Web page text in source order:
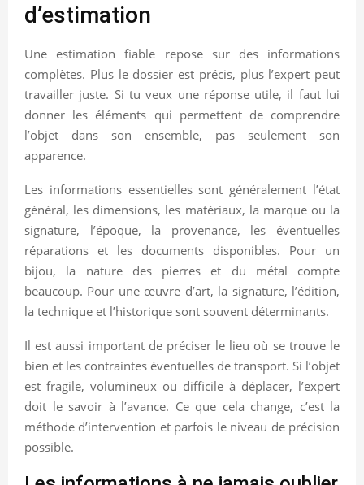
d’estimation
Une estimation fiable repose sur des informations
complètes. Plus le dossier est précis, plus l’expert peut
travailler juste. Si tu veux une réponse utile, il faut lui
donner les éléments qui permettent de comprendre
l’objet dans son ensemble, pas seulement son
apparence.
Les informations essentielles sont généralement l’état
général, les dimensions, les matériaux, la marque ou la
signature, l’époque, la provenance, les éventuelles
réparations et les documents disponibles. Pour un
bijou, la nature des pierres et du métal compte
beaucoup. Pour une œuvre d’art, la signature, l’édition,
la technique et l’historique sont souvent déterminants.
Il est aussi important de préciser le lieu où se trouve le
bien et les contraintes éventuelles de transport. Si l’objet
est fragile, volumineux ou difficile à déplacer, l’expert
doit le savoir à l’avance. Ce que cela change, c’est la
méthode d’intervention et parfois le niveau de précision
possible.